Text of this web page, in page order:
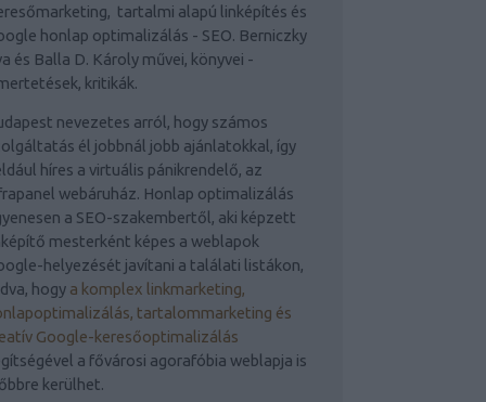
tartalmi alapú linképítés és
honlap optimalizálás - SEO. Berniczky
és Balla D. Károly művei, könyvei -
kritikák.
nevezetes arról, hogy számos
él jobbnál jobb ajánlatokkal, így
híres a virtuális pánikrendelő, az
webáruház. Honlap optimalizálás
a SEO-szakembertől, aki képzett
mesterként képes a weblapok
helyezését javítani a találati listákon,
hogy a komplex linkmarketing,
tartalommarketing és
Google-keresőoptimalizálás
a fővárosi agorafóbia weblapja is
kerülhet.